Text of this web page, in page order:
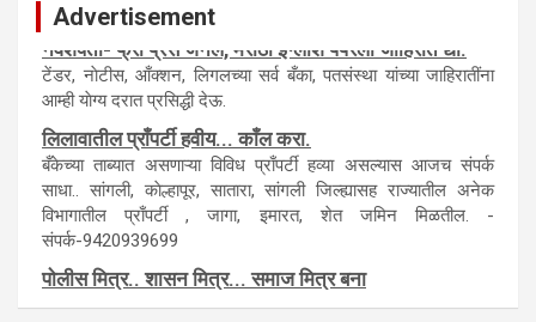
Advertisement
नवशक्ती- फ्री प्रेस जर्नल, मराठी इंग्लीश पेपरला जाहिरात द्या.
टेंडर, नाेटीस, आँक्शन, लिगलच्या सर्व बँका, पतसंस्था यांच्या जाहिरातींना
लिलावातील प्राँपर्टी हवीय... काँल करा.
बँकेच्या ताब्यात असणाऱ्या विविध प्राँपर्टी हव्या असल्यास आजच संपर्क
साधा.. सांगली, काेल्हापूर, सातारा, सांगली जिल्ह्यासह राज्यातील अनेक
विभागातील प्राँपर्टी , जागा, इमारत, शेत जमिन मिळतील. -